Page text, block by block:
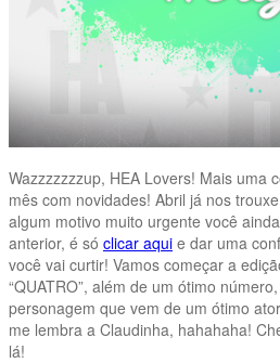
Wazzzzzzzup, HEA Lovers! Mais uma
mês com novidades! Abril já nos
algum motivo muito urgente você
anterior, é só clicar aqui e dar uma
você vai curtir! Vamos começar a
“QUATRO”, além de um ótimo
personagem que vem de um ótimo
me lembra a Claudinha, hahahaha!
lá!